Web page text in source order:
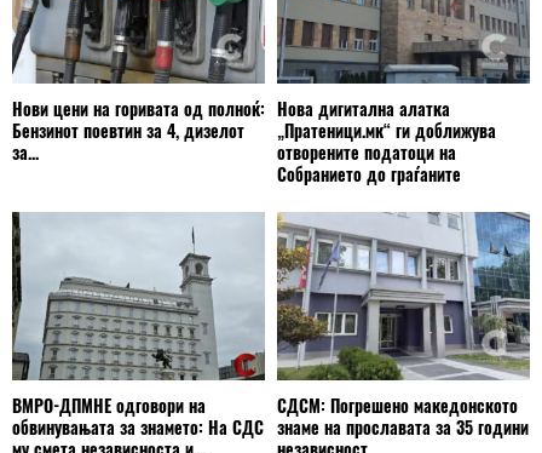
Нови цени на горивата од полноќ:
Бензинот поевтин за 4, дизелот
за...
Нова дигитална алатка
„Пратеници.мк“ ги доближува
отворените податоци на
Собранието до граѓаните
ВМРО-ДПМНЕ одговори на
обвинувањата за знамето: На СДС
СДСМ: Погрешено македонското
знаме на прославата за 35 години